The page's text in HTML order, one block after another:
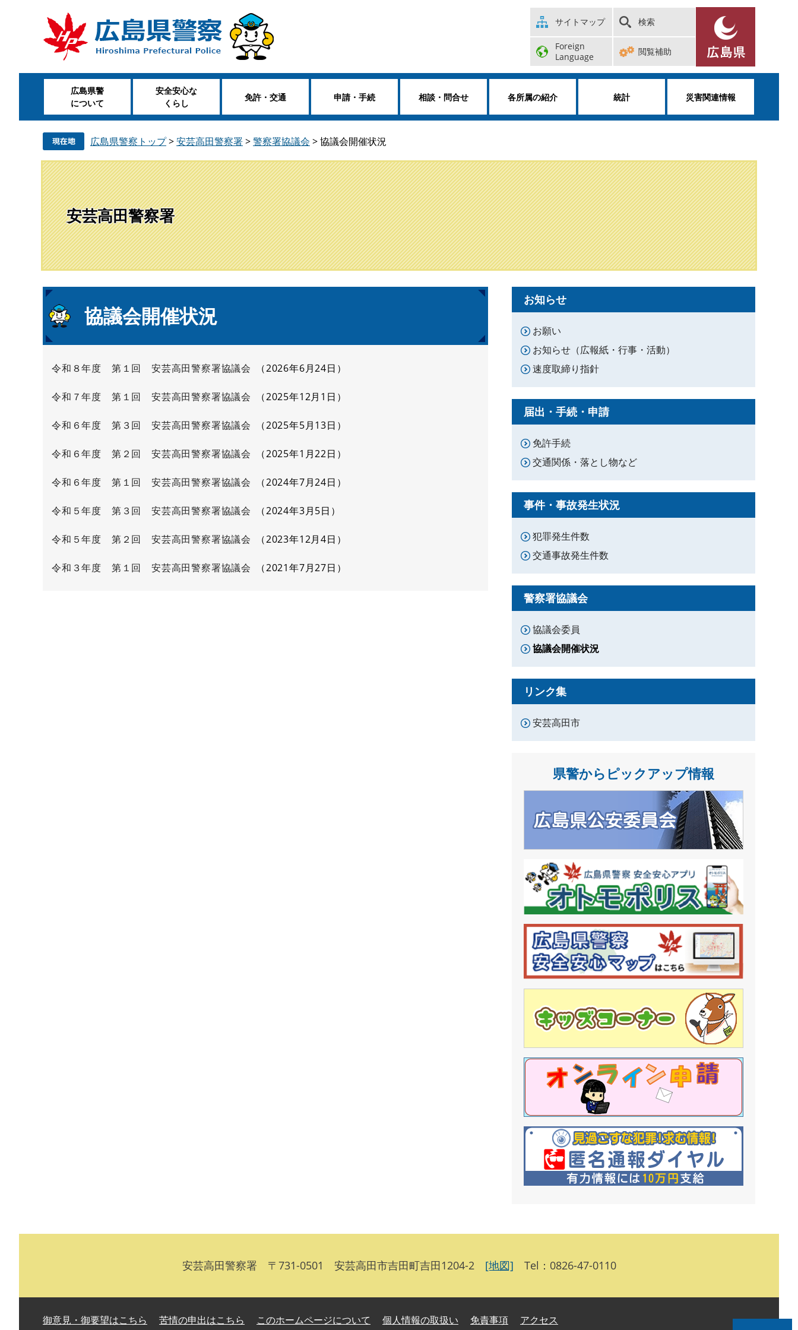
。
て
サイトマップ 検索
Foreign
Language
閲覧補助
広島県警
について
安全安心な
くらし
免許・交通 申請・手続 相談・問合せ 各所属の紹介 統計 災害関連情報
広島県警察トップ>安芸高田警察署>警察署協議会 >協議会開催状況
安芸高田警察署
文
協議会開催状況
令和８年度 第１回 安芸高田警察署協議会 2026年6月24日
令和７年度 第１回 安芸高田警察署協議会 2025年12月1日
令和６年度 第３回 安芸高田警察署協議会 2025年5月13日
令和６年度 第２回 安芸高田警察署協議会 2025年1月22日
令和６年度 第１回 安芸高田警察署協議会 2024年7月24日
令和５年度 第３回 安芸高田警察署協議会 2024年3月5日
令和５年度 第２回 安芸高田警察署協議会 2023年12月4日
令和３年度 第１回 安芸高田警察署協議会 2021年7月27日
お知らせ
お願い
お知らせ（広報紙・行事・活動）
速度取締り指針
届出・手続・申請
免許手続
交通関係・落とし物など
事件・事故発生状況
犯罪発生件数
交通事故発生件数
警察署協議会
協議会委員
協議会開催状況
リンク集
安芸高田市
県警からピックアップ情報
安芸高田警察署 〒731-0501 安芸高田市吉田町吉田1204-2 [地図] Tel：0826-47-0110
御意見・御要望はこちら 苦情の申出はこちら このホームページについて 個人情報の取扱い 免責事項 アクセス